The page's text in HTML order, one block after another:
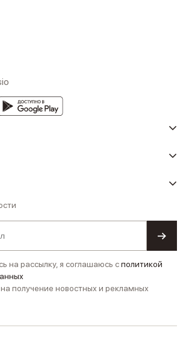
на рассылку, я соглашаюсь сполитикой
на получение новостных и рекламных